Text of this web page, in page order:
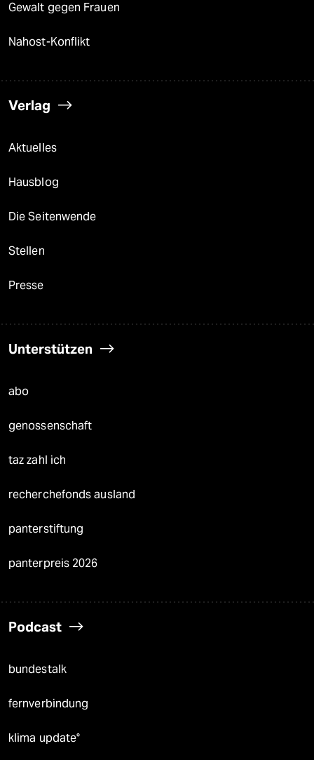
Gewalt gegen Frauen
Nahost-Konflikt
Verlag
Aktuelles
Hausblog
Die Seitenwende
Stellen
Presse
Unterstützen
abo
genossenschaft
taz zahl ich
recherchefonds ausland
panterstiftung
panterpreis 2026
Podcast
bundestalk
fernverbindung
klima update°